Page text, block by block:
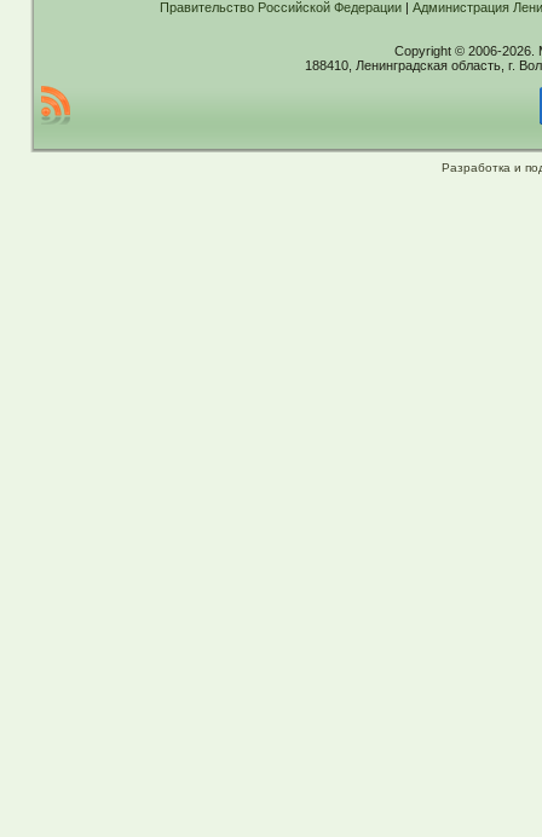
Правительство Российской Федерации| Администрация
Copyright © 2006-2026.
188410, Ленинградская область, г.
Разработка и